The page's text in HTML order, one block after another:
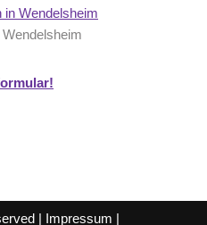
| Impressum |